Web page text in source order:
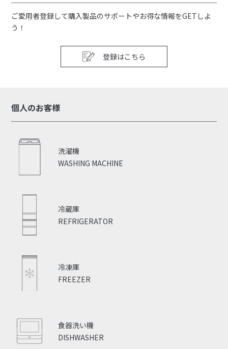
ご愛用者登録して購入製品のサポートやお得な情報をGETしよ
う！
登録はこちら
個人のお客様
WASHING MACHINE
洗濯機
REFRIGERATOR
冷蔵庫
FREEZER
冷凍庫
DISHWASHER
食器洗い機